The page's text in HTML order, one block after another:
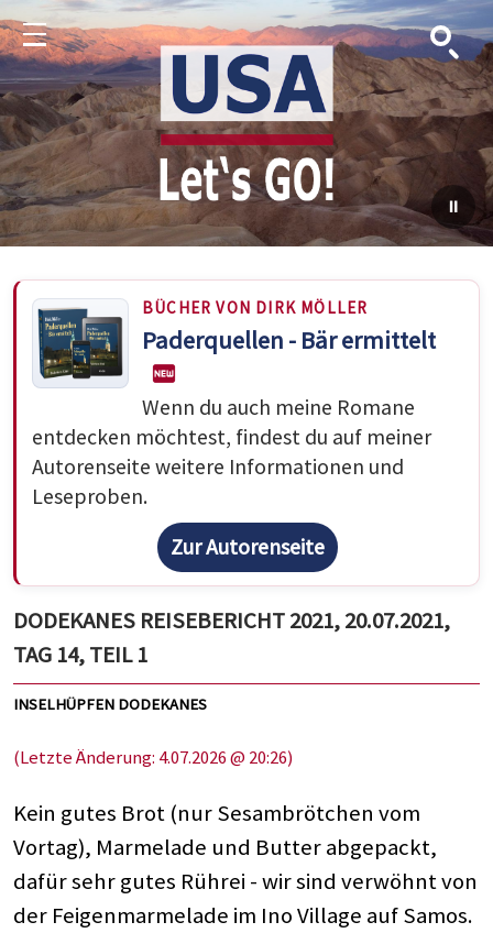
Menu Suche
BÜCHER VON DIRK MÖLLER
Paderquellen - Bär ermittelt
Wenn du auch meine Romane
entdecken möchtest, findest du auf meiner
Autorenseite weitere Informationen und
Leseproben.
Zur Autorenseite
DODEKANES REISEBERICHT 2021, 20.07.2021,
TAG 14, TEIL 1
INSELHÜPFEN DODEKANES
(Letzte Änderung: 4.07.2026 @ 20:26)
Kein gutes Brot (nur Sesambrötchen vom
Vortag), Marmelade und Butter abgepackt,
dafür sehr gutes Rührei - wir sind verwöhnt von
der Feigenmarmelade im Ino Village auf Samos.